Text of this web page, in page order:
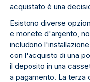
acquistato è una
Esistono diverse
e monete d'argento,
includono
con l'acquisto di una
il deposito in una
a pagamento. La terza